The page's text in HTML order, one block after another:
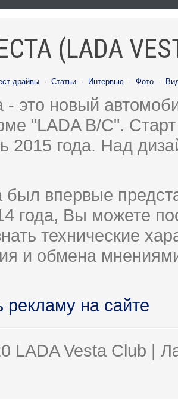
(LADA
драйвы · Статьи · Интервью · Фото ·
- это новый
"LADA B/C".
2015 года. Над
был впервые
года, Вы можете
технические
и обмена
рекламу на сайте
LADA Vesta Club |